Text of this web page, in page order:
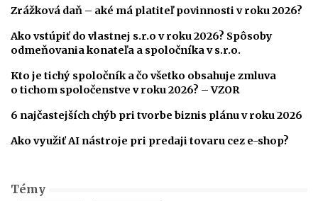
Zrážková daň – aké má platiteľ povinnosti v roku 2026?
Ako vstúpiť do vlastnej s.r.o v roku 2026? Spôsoby
odmeňovania konateľa a spoločníka v s.r.o.
Kto je tichý spoločník a čo všetko obsahuje zmluva
o tichom spoločenstve v roku 2026? – VZOR
6 najčastejších chýb pri tvorbe biznis plánu v roku 2026
Ako využiť AI nástroje pri predaji tovaru cez e-shop?
Témy